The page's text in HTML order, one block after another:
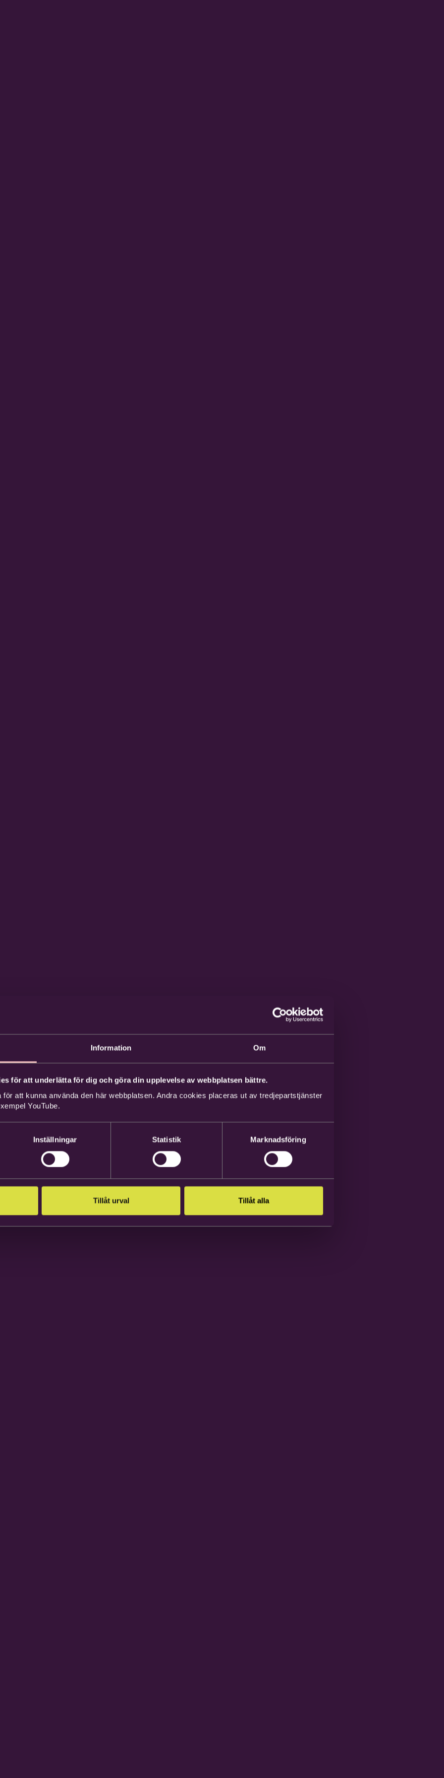
Information Om
för att underlätta för dig och göra din upplevelse av webbplatsen bättre.
för att kunna använda den här webbplatsen. Andra cookies placeras ut av tredjepartstjänster
YouTube.
Inställningar Statistik Marknadsföring
Tillåt urval Tillåt alla